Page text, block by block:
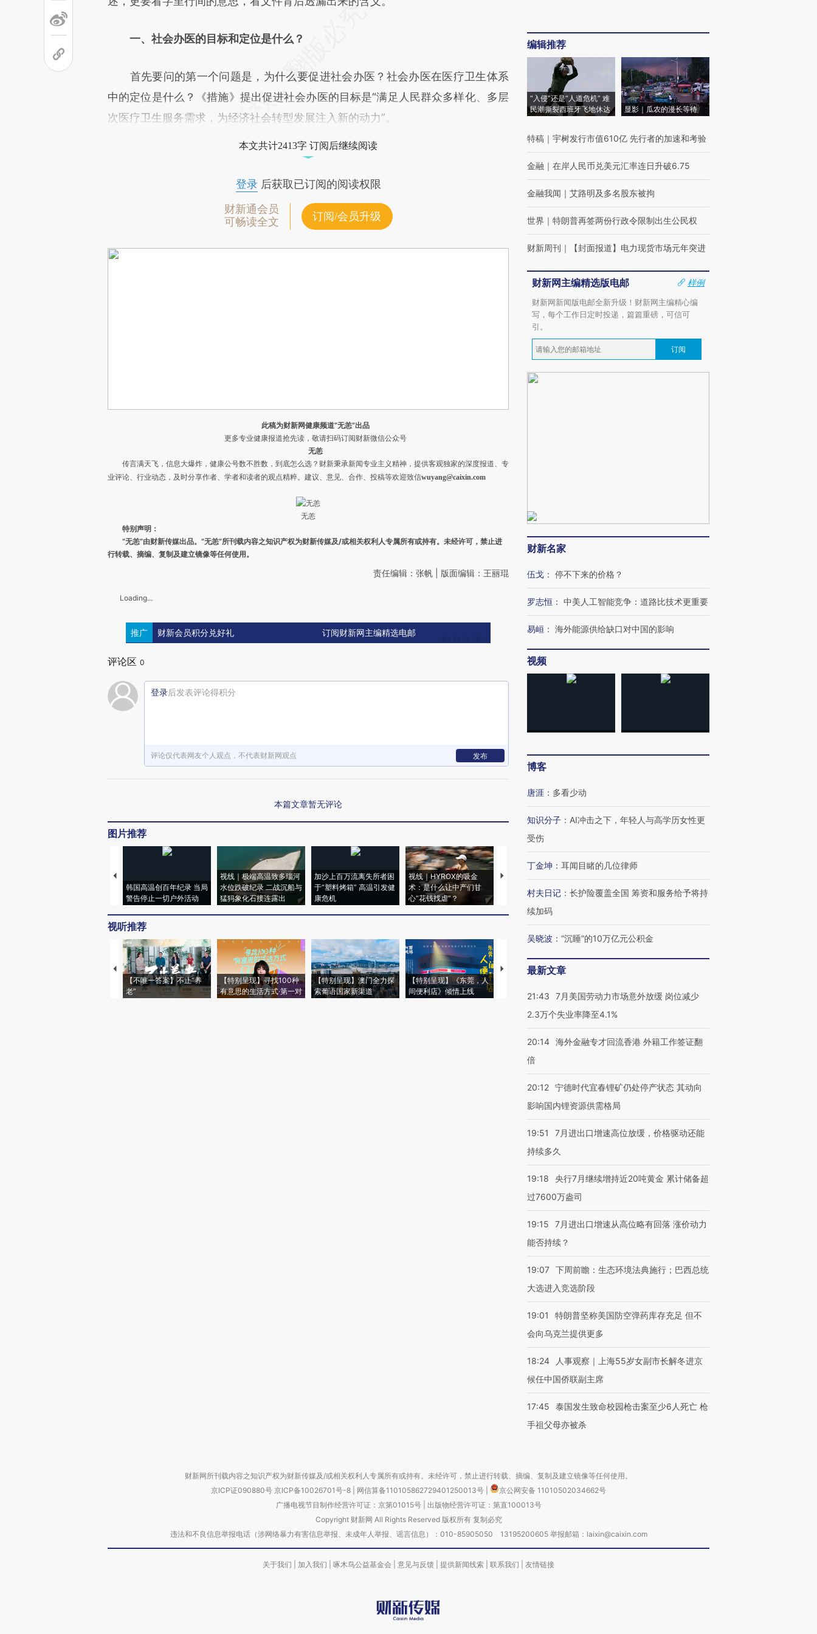
一、社会办医的目标和定位是什么？
首先要问的第一个问题是，为什么要促进社会办医？社会办医在医疗卫生体系
中的定位是什么？《措施》提出促进社会办医的目标是“满足人民群众多样化、多层
次医疗卫生服务需求，为经济社会转型发展注入新的动力”。
本文共计2413字 订阅后继续阅读
登录后获取已订阅的阅读权限
财新通会员
可畅读全文
订阅/会员升级
此稿为财新网健康频道“无恙”出品
更多专业健康报道抢先读，敬请扫码订阅财新微信公众号
无恙
传言满天飞，信息大爆炸，健康公号数不胜数，到底怎么选？财新秉承新闻专业主义精神，提供客观独家的深度报道、专
业评论、行业动态，及时分享作者、学者和读者的观点精粹。 建议、意见、合作、投稿等欢迎致信wuyang@caixin.com
无恙
特别声明：
“无恙”由财新传媒出品。“无恙”所刊载内容之知识产权为财新传媒及/或相关权利人专属所有或持有。未经许可，禁止进
行转载、摘编、复制及建立镜像等任何使用。
责任编辑：张帆 | 版面编辑：王丽琨
Loading...
推广 财新会员积分兑好礼 订阅财新网主编精选电邮
评论区 0
登录后发表评论得积分
评论仅代表网友个人观点，不代表财新网观点 发布
本篇文章暂无评论
图片推荐
韩国高温创百年纪录 当局
警告停止一切户外活动
视线｜极端高温致多瑙河
水位跌破纪录 二战沉船与
猛犸象化石接连露出
加沙上百万流离失所者困
于“塑料烤箱” 高温引发健
康危机
视线｜HYROX的吸金
术：是什么让中产们甘
心“花钱找虐”？
马航飞行员跨国走私7万
粒摇头丸 尿检体内含3种
度Z世代 用街头抗争将教
育部长拱下台
机”？难民潮撕裂西班牙
飞地休达
视听推荐
【不唯一答案】不止“养
老”
【特别呈现】寻找100种
有意思的生活方式·第一对
【特别呈现】澳门全力探
索葡语国家新渠道
【特别呈现】《东莞，人
间便利店》倾情上线
【推广】走进第四届链博
有意思的生活方式·第三对
住三大增长引擎是什么？
编辑推荐
“入侵”还是“人道危机” 难
民潮撕裂西班牙飞地休达
显影｜瓜农的漫长等待
特稿 ｜ 宇树发行市值610亿 先行者的加速和考验
金融 ｜ 在岸人民币兑美元汇率连日升破6.75
金融我闻 ｜ 艾路明及多名股东被拘
世界 ｜ 特朗普再签两份行政令限制出生公民权
财新周刊 ｜ 【封面报道】电力现货市场元年突进
财新网主编精选版电邮
样例
财新网新闻版电邮全新升级！财新网主编精心编
写，每个工作日定时投递，篇篇重磅，可信可
引。
订阅
财新名家
伍戈 ： 停不下来的价格？
罗志恒 ： 中美人工智能竞争：道路比技术更重要
易峘 ： 海外能源供给缺口对中国的影响
视频
博客
唐涯 ： 多看少动
知识分子 ： AI冲击之下，年轻人与高学历女性更
受伤
丁金坤 ： 耳闻目睹的几位律师
村夫日记 ： 长护险覆盖全国 筹资和服务给予将持
续加码
吴晓波 ： “沉睡”的10万亿元公积金
最新文章
21:43
7月美国劳动力市场意外放缓 岗位减少
2.3万个失业率降至4.1%
20:14 海外金融专才回流香港 外籍工作签证翻
倍
20:12 宁德时代宜春锂矿仍处停产状态 其动向
影响国内锂资源供需格局
19:51
7月进出口增速高位放缓，价格驱动还能
持续多久
19:18
央行7月继续增持近20吨黄金 累计储备超
过7600万盎司
19:15
7月进出口增速从高位略有回落 涨价动力
能否持续？
19:07 下周前瞻：生态环境法典施行；巴西总统
大选进入竞选阶段
19:01
特朗普坚称美国防空弹药库存充足 但不
会向乌克兰提供更多
18:24
人事观察｜上海55岁女副市长解冬进京
候任中国侨联副主席
17:45
泰国发生致命校园枪击案至少6人死亡 枪
手祖父母亦被杀
财新网所刊载内容之知识产权为财新传媒及/或相关权利人专属所有或持有。未经许可，禁止进行转载、摘编、复制及建立镜像等任何使用。
京ICP证090880号 京ICP备10026701号-8 网信算备110105862729401250013号
京公网安备 11010502034662号
广播电视节目制作经营许可证：京第01015号| 出版物经营许可证：第直100013号
Copyright 财新网 All Rights Reserved 版权所有 复制必究
违法和不良信息举报电话（涉网络暴力有害信息举报、未成年人举报、谣言信息）：010-85905050 13195200605 举报邮箱：laixin@caixin.com
关于我们 加入我们 啄木鸟公益基金会 意见与反馈 提供新闻线索 联系我们 友情链接